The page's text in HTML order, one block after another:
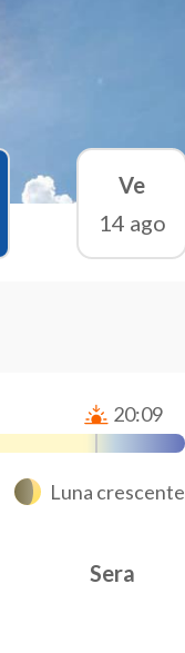
Ve
14 ago
20:09
Luna crescente
Sera